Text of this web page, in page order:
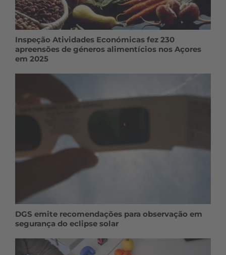
Inspeção Atividades Económicas fez 230
apreensões de géneros alimentícios nos Açores
em 2025
DGS emite recomendações para observação em
segurança do eclipse solar